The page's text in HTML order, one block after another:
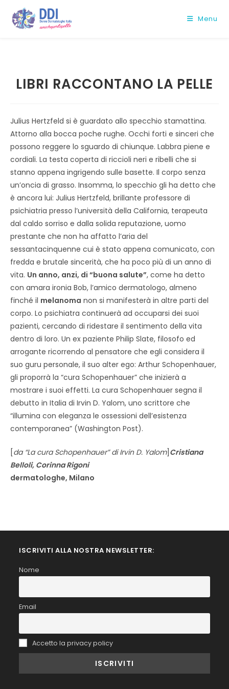
contenuto
Menu
LIBRI RACCONTANO LA PELLE
Julius Hertzfeld si è guardato allo specchio stamattina.
Attorno alla bocca poche rughe. Occhi forti e sinceri che
possono reggere lo sguardo di chiunque. Labbra piene e
cordiali. La testa coperta di riccioli neri e ribelli che si
stanno appena ingrigendo sulle basette. Il corpo senza
un’oncia di grasso. Insomma, lo specchio gli ha detto che
è ancora lui: Julius Hertzfeld, brillante professore di
psichiatria presso l’università della California, terapeuta
dal caldo sorriso e dalla solida reputazione, uomo
prestante che non ha affatto l’aria del
sessantacinquenne cui è stato appena comunicato, con
fredda e brutale sincerità, che ha poco più di un anno di
vita. Un anno, anzi, di “buona salute”, come ha detto
con amara ironia Bob, l’amico dermatologo, almeno
finché il melanoma non si manifesterà in altre parti del
corpo. Lo psichiatra continuerà ad occuparsi dei suoi
pazienti, cercando di ridestare il sentimento della vita
dentro di loro. Un ex paziente Philip Slate, filosofo ed
arrogante ricorrendo al pensatore che egli considera il
suo guru personale, il suo alter ego: Arthur Schopenhauer,
gli proporrà la “cura Schopenhauer” che inizierà a
mostrare i suoi effetti. La cura Schopenhauer segna il
debutto in Italia di Irvin D. Yalom, uno scrittore che
“illumina con eleganza le ossessioni dell’esistenza
contemporanea” (Washington Post).
[da “La cura Schopenhauer” di Irvin D. Yalom] Cristiana
Belloli, Corinna Rigoni
dermatologhe, Milano
ISCRIVITI ALLA NOSTRA NEWSLETTER:
Nome
Email
Accetto la privacy policy